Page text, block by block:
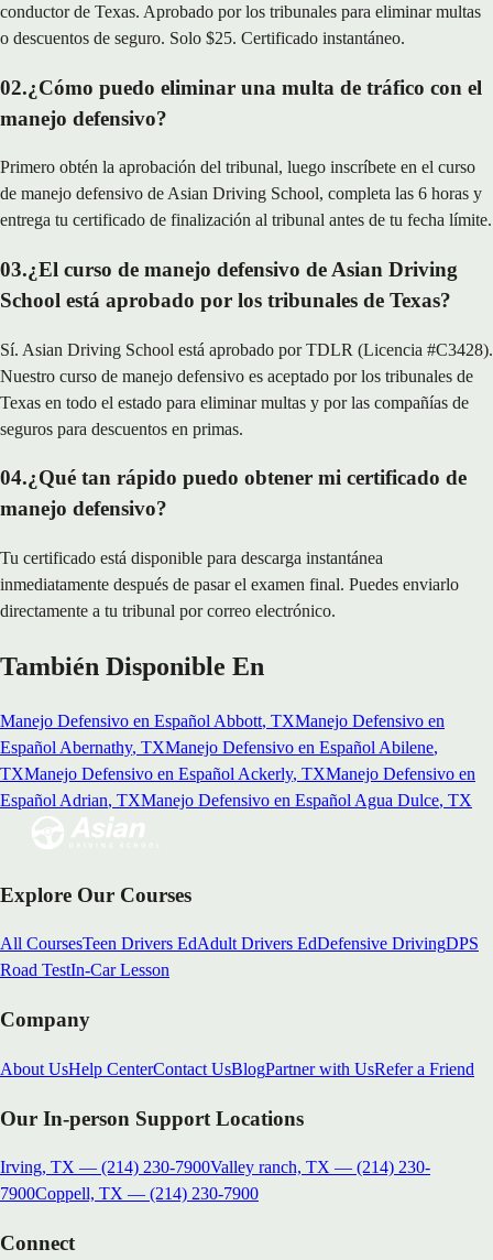
conductor de Texas. Aprobado por los tribunales para eliminar multas
o descuentos de seguro. Solo $25. Certificado instantáneo.
02.¿Cómo puedo eliminar una multa de tráfico con el
manejo defensivo?
Primero obtén la aprobación del tribunal, luego inscríbete en el curso
de manejo defensivo de Asian Driving School, completa las 6 horas y
entrega tu certificado de finalización al tribunal antes de tu fecha límite.
03.¿El curso de manejo defensivo de Asian Driving
School está aprobado por los tribunales de Texas?
Sí. Asian Driving School está aprobado por TDLR (Licencia #C3428).
Nuestro curso de manejo defensivo es aceptado por los tribunales de
Texas en todo el estado para eliminar multas y por las compañías de
seguros para descuentos en primas.
04.¿Qué tan rápido puedo obtener mi certificado de
manejo defensivo?
Tu certificado está disponible para descarga instantánea
inmediatamente después de pasar el examen final. Puedes enviarlo
directamente a tu tribunal por correo electrónico.
También Disponible En
Manejo Defensivo en Español Abbott, TXManejo Defensivo en
Español Abernathy, TXManejo Defensivo en Español Abilene,
TXManejo Defensivo en Español Ackerly, TXManejo Defensivo en
Español Adrian, TXManejo Defensivo en Español Agua Dulce, TX
Explore Our Courses
All CoursesTeen Drivers EdAdult Drivers EdDefensive DrivingDPS
Road TestIn-Car Lesson
Company
About UsHelp CenterContact UsBlogPartner with UsRefer a Friend
Our In-person Support Locations
Irving, TX — (214) 230-7900Valley ranch, TX — (214) 230-
7900Coppell, TX — (214) 230-7900
Connect